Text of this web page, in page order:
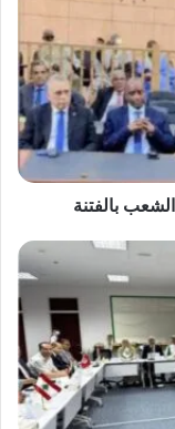
بالفتنة